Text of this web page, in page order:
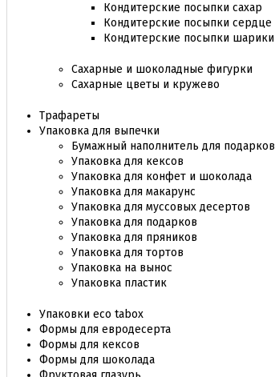
Кондитерские посыпки сахар
Кондитерские посыпки сердце
Кондитерские посыпки шарики
Сахарные и шоколадные фигурки
Сахарные цветы и кружево
Трафареты
Упаковка для выпечки
Бумажный наполнитель для подарков
Упаковка для кексов
Упаковка для конфет и шоколада
Упаковка для макарунс
Упаковка для муссовых десертов
Упаковка для подарков
Упаковка для пряников
Упаковка для тортов
Упаковка на вынос
Упаковка пластик
Упаковки eco tabox
Формы для евродесерта
Формы для кексов
Формы для шоколада